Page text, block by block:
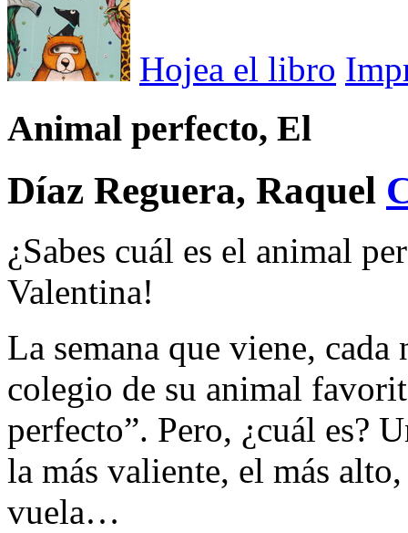
Hojea el libro
Animal perfecto, El
Díaz Reguera, Raquel
¿Sabes cuál es el animal
Valentina!
La semana que viene,
colegio de su animal
perfecto”. Pero, ¿cuál es?
la más valiente, el más
vuela…